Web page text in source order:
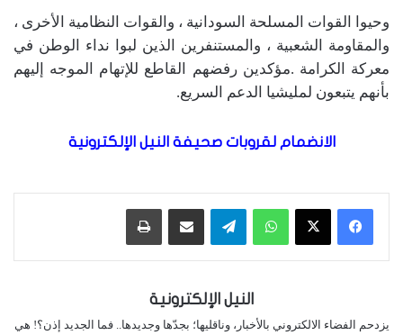
وحيوا القوات المسلحة السودانية ، والقوات النظامية الأخرى ،
والمقاومة الشعبية ، والمستنفرين الذين لبوا نداء الوطن في
معركة الكرامة .مؤكدين رفضهم القاطع للإتهام الموجه إليهم
بأنهم يتبعون لمليشيا الدعم السريع.
الانضمام لقروبات صحيفة النيل الإلكترونية
واتساب تيلقرام مشاركة عبر البريد طباعة
النيل الإلكترونية
يزدحم الفضاء الالكتروني بالأخبار، وناقليها؛ بجدّها وجديدها.. فما الجديد إذن؟! هي